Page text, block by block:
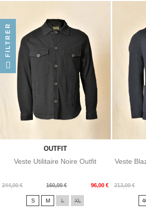
OUTFIT
Veste Utilitaire Noire Outfit
244,00 €
Prix
160,00 € 96,00 €
Prix
S M L XL
Veste
213,00 €
Prix
Prix
FILTRER